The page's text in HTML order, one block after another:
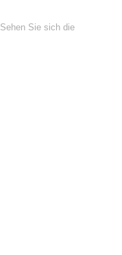
Sehen Sie sich die